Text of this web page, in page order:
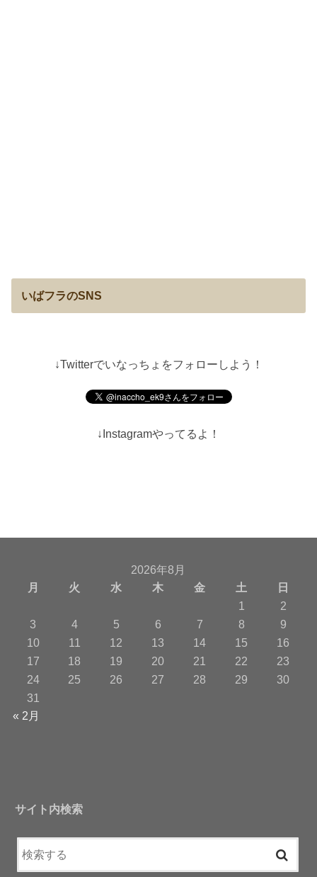
いばフラのSNS
↓Twitterでいなっちょをフォローしよう！
↓Instagramやってるよ！
2026年8月
月
火 水 木 金 土
日
1
2
3
4 5 6 7 8
9
10
11 12 13 14 15
16
17
18 19 20 21 22
23
24
25 26 27 28 29
30
31
« 2月
サイト内検索